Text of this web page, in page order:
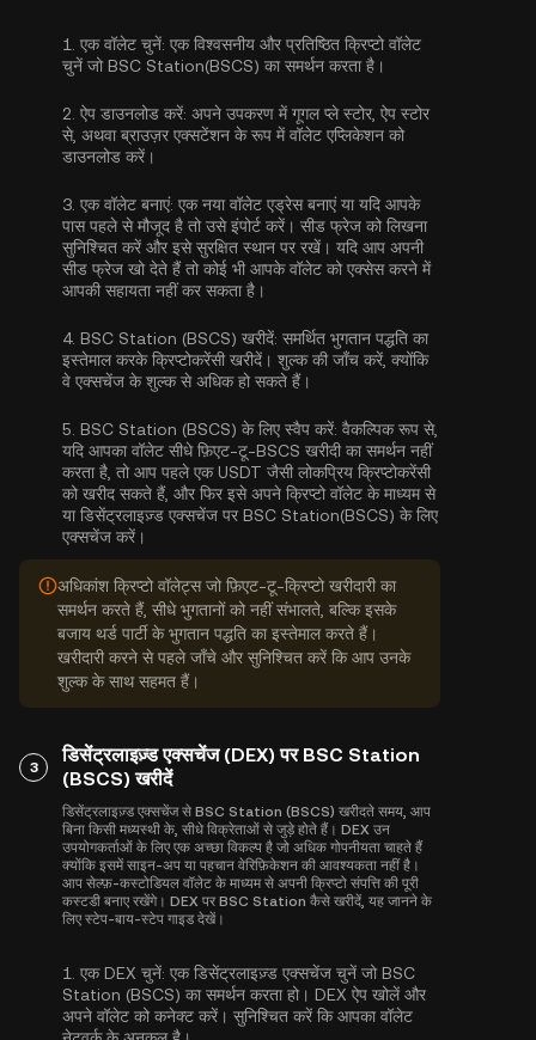
1. एक वॉलेट चुनें: एक विश्वसनीय और प्रतिष्ठित क्रिप्टो वॉलेट
चुनें जो BSC Station(BSCS) का समर्थन करता है।
2. ऐप डाउनलोड करें: अपने उपकरण में गूगल प्ले स्टोर, ऐप स्टोर
से, अथवा ब्राउज़र एक्सटेंशन के रूप में वॉलेट एप्लिकेशन को
डाउनलोड करें।
3. एक वॉलेट बनाएं: एक नया वॉलेट एड्रेस बनाएं या यदि आपके
पास पहले से मौजूद है तो उसे इंपोर्ट करें। सीड फ्रेज को लिखना
सुनिश्चित करें और इसे सुरक्षित स्थान पर रखें। यदि आप अपनी
सीड फ्रेज खो देते हैं तो कोई भी आपके वॉलेट को एक्सेस करने में
आपकी सहायता नहीं कर सकता है।
4. BSC Station (BSCS) खरीदें: समर्थित भुगतान पद्धति का
इस्तेमाल करके क्रिप्टोकरेंसी खरीदें। शुल्क की जाँच करें, क्योंकि
वे एक्सचेंज के शुल्क से अधिक हो सकते हैं।
5. BSC Station (BSCS) के लिए स्वैप करें: वैकल्पिक रूप से,
यदि आपका वॉलेट सीधे फ़िएट-टू-BSCS खरीदी का समर्थन नहीं
करता है, तो आप पहले एक USDT जैसी लोकप्रिय क्रिप्टोकरेंसी
को खरीद सकते हैं, और फिर इसे अपने क्रिप्टो वॉलेट के माध्यम से
या डिसेंट्रलाइज़्ड एक्सचेंज पर BSC Station(BSCS) के लिए
एक्सचेंज करें।
अधिकांश क्रिप्टो वॉलेट्स जो फ़िएट-टू-क्रिप्टो खरीदारी का
समर्थन करते हैं, सीधे भुगतानों को नहीं संभालते, बल्कि इसके
बजाय थर्ड पार्टी के भुगतान पद्धति का इस्तेमाल करते हैं।
खरीदारी करने से पहले जाँचे और सुनिश्चित करें कि आप उनके
शुल्क के साथ सहमत हैं।
3
डिसेंट्रलाइज़्ड एक्सचेंज (DEX) पर BSC Station
(BSCS) खरीदें
डिसेंट्रलाइज़्ड एक्सचेंज से BSC Station (BSCS) खरीदते समय, आप
बिना किसी मध्यस्थी के, सीधे विक्रेताओं से जुड़े होते हैं। DEX उन
उपयोगकर्ताओं के लिए एक अच्छा विकल्प है जो अधिक गोपनीयता चाहते हैं
क्योंकि इसमें साइन-अप या पहचान वेरिफ़िकेशन की आवश्यकता नहीं है।
आप सेल्फ़-कस्टोडियल वॉलेट के माध्यम से अपनी क्रिप्टो संपत्ति की पूरी
कस्टडी बनाए रखेंगे। DEX पर BSC Station कैसे खरीदें, यह जानने के
लिए स्टेप-बाय-स्टेप गाइड देखें।
1. एक DEX चुनें: एक डिसेंट्रलाइज़्ड एक्सचेंज चुनें जो BSC
Station (BSCS) का समर्थन करता हो। DEX ऐप खोलें और
अपने वॉलेट को कनेक्ट करें। सुनिश्चित करें कि आपका वॉलेट